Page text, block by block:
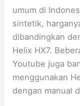
umum di
sintetik,
dibandingkan
Helix HX7.
Youtube juga
menggunakan
dengan manual